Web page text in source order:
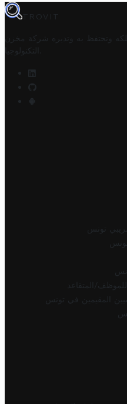
TROVIT
وتحتفظ به وتديره
شركة مخزن
التكنولوجيا
تونس
المتقاعد
المقيمين في تونس